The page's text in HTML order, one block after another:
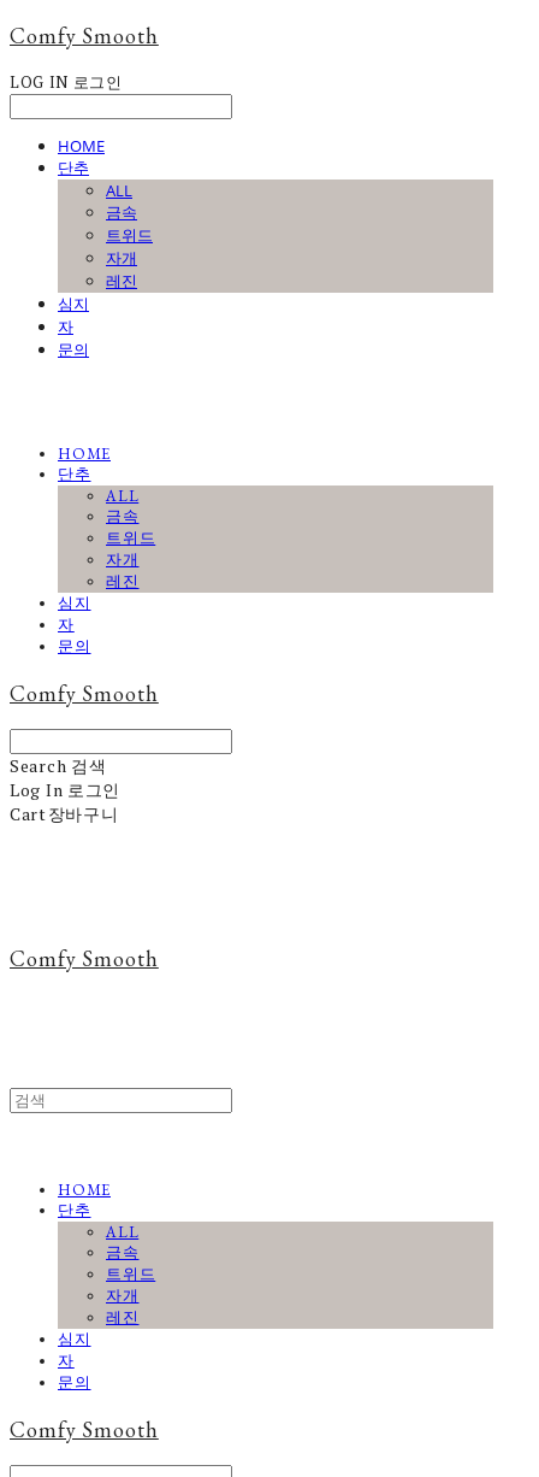
Comfy Smooth
LOG IN 로그인
HOME
단추
ALL
금속
트위드
자개
레진
심지
자
문의
HOME
단추
ALL
금속
트위드
자개
레진
심지
자
문의
Comfy Smooth
Search 검색
Log In 로그인
Cart장바구니
Comfy Smooth
HOME
단추
ALL
금속
트위드
자개
레진
심지
자
문의
Comfy Smooth